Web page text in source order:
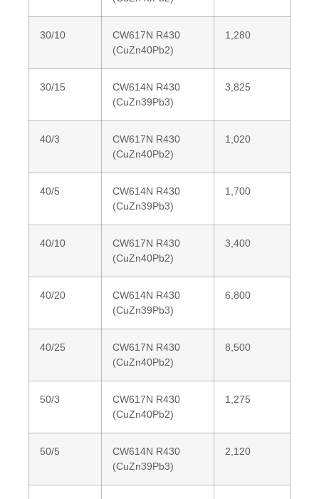
30/10
CW617N R430
(CuZn40Pb2)
1,280
30/15
CW614N R430
(CuZn39Pb3)
3,825
40/3
CW617N R430
(CuZn40Pb2)
1,020
40/5
CW614N R430
(CuZn39Pb3)
1,700
40/10
CW617N R430
(CuZn40Pb2)
3,400
40/20
CW614N R430
(CuZn39Pb3)
6,800
40/25
CW617N R430
(CuZn40Pb2)
8,500
50/3
CW617N R430
(CuZn40Pb2)
1,275
50/5
CW614N R430
(CuZn39Pb3)
2,120